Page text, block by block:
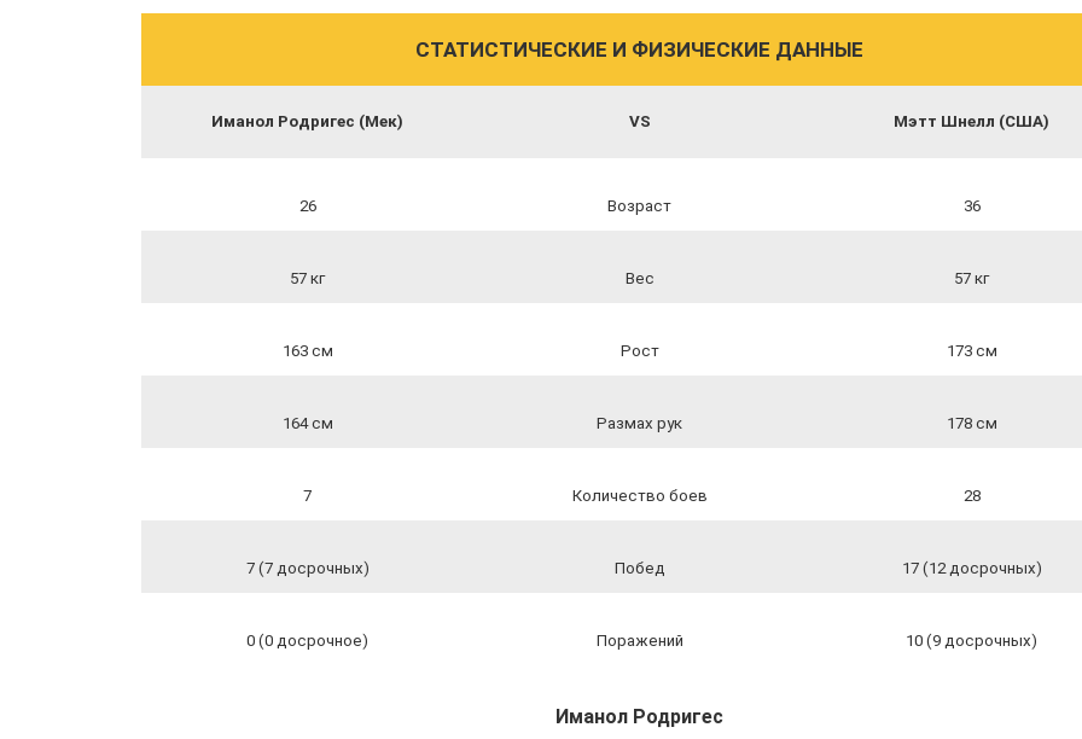
СТАТИСТИЧЕСКИЕ И ФИЗИЧЕСКИЕ ДАННЫЕ
Иманол Родригес (Мек) VS Мэтт Шнелл (США)
26 Возраст 36
57 кг Вес 57 кг
163 см Рост 173 см
164 см Размах рук 178 см
7 Количество боев 28
7 (7 досрочных) Побед 17 (12 досрочных)
0 (0 досрочное) Поражений 10 (9 досрочных)
Иманол Родригес